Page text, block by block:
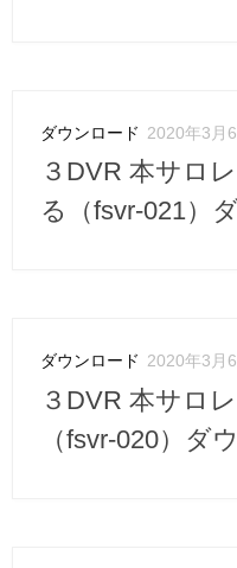
ダウンロード 2020年3月6
３DVR 本サロ
る（fsvr-021）
ダウンロード 2020年3月6
３DVR 本サロ
（fsvr-020）ダ